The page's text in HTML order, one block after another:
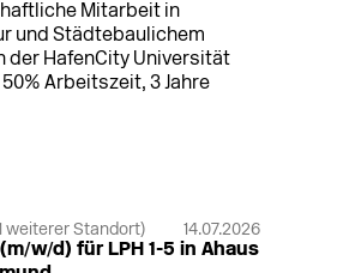
Mitarbeit in
und Städtebaulichem
der HafenCity Universität
Arbeitszeit, 3 Jahre
weiterer Standort) 14.07.2026
w/d) für LPH 1-5 in Ahaus